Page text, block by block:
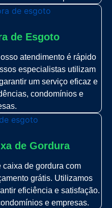
de Esgoto
atendimento é rápido
especialistas utilizam
um serviço eficaz e
condomínios e
de Gordura
de gordura com
grátis. Utilizamos
eficiência e satisfação.
e empresas.